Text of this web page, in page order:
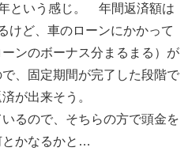
という感じ。 年間返済額は
けど、車のローンにかかって
ンのボーナス分まるまる）が
、固定期間が完了した段階で
が出来そう。
るので、そちらの方で頭金を
とかなるかと…